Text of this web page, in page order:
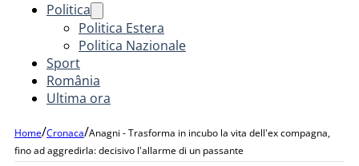
Politica
Politica Estera
Politica Nazionale
Sport
România
Ultima ora
Home/Cronaca/Anagni - Trasforma in incubo la vita dell'ex compagna,
fino ad aggredirla: decisivo l'allarme di un passante